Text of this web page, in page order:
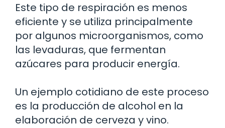
Este tipo de respiración es menos
eficiente y se utiliza principalmente
por algunos microorganismos, como
las levaduras, que fermentan
azúcares para producir energía.
Un ejemplo cotidiano de este proceso
es la producción de alcohol en la
elaboración de cerveza y vino.